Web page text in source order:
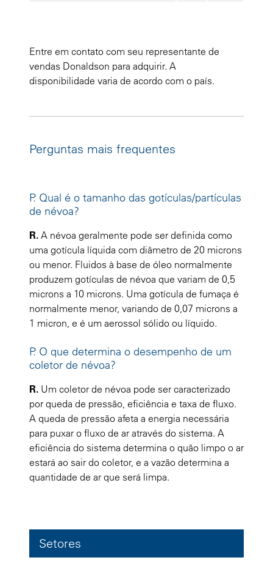
Entre em contato com seu representante de
vendas Donaldson para adquirir. A
disponibilidade varia de acordo com o país.
Perguntas mais frequentes
P. Qual é o tamanho das gotículas/partículas
de névoa?
R. A névoa geralmente pode ser definida como
uma gotícula líquida com diâmetro de 20 microns
ou menor. Fluidos à base de óleo normalmente
produzem gotículas de névoa que variam de 0,5
microns a 10 microns. Uma gotícula de fumaça é
normalmente menor, variando de 0,07 microns a
1 micron, e é um aerossol sólido ou líquido.
P. O que determina o desempenho de um
coletor de névoa?
R. Um coletor de névoa pode ser caracterizado
por queda de pressão, eficiência e taxa de fluxo.
A queda de pressão afeta a energia necessária
para puxar o fluxo de ar através do sistema. A
eficiência do sistema determina o quão limpo o ar
estará ao sair do coletor, e a vazão determina a
quantidade de ar que será limpa.
Setores